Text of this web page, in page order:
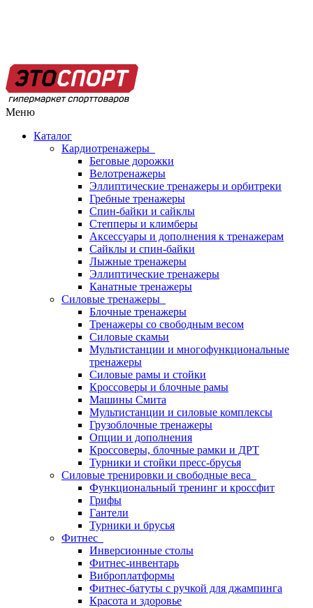
Меню
Каталог
Кардиотренажеры
Беговые дорожки
Велотренажеры
Эллиптические тренажеры и орбитреки
Гребные тренажеры
Спин-байки и сайклы
Степперы и климберы
Аксессуары и дополнения к тренажерам
Сайклы и спин-байки
Лыжные тренажеры
Эллиптические тренажеры
Канатные тренажеры
Силовые тренажеры
Блочные тренажеры
Тренажеры со свободным весом
Силовые скамьи
Мультистанции и многофункциональные
тренажеры
Силовые рамы и стойки
Кроссоверы и блочные рамы
Машины Смита
Мультистанции и силовые комплексы
Грузоблочные тренажеры
Опции и дополнения
Кроссоверы, блочные рамки и ДРТ
Турники и стойки пресс-брусья
Силовые тренировки и свободные веса
Функциональный тренинг и кроссфит
Грифы
Гантели
Турники и брусья
Фитнес
Инверсионные столы
Фитнес-инвентарь
Виброплатформы
Фитнес-батуты с ручкой для джампинга
Красота и здоровье